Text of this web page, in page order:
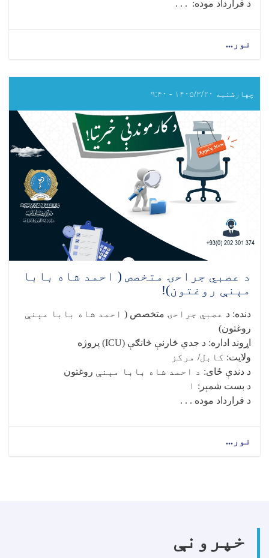
د قرارداد موده: . . .
نور...
(احمد
شاه
مېنې روغتون)
چهارشنبه ۱۴۰۵/۳/۲۰ - ۹:۴۰
د عصبي جراحۍ متخصص ( احمد شاه بابا
مېنې روغتون)!
دنده: د عصبي جراحۍ متخصص ( احمد شاه بابا مېنې
روغتون)
اړوند اداره: د جدي څارنې څانګې (ICU) پروژه
ولایت: کابل/ مرکز
د دندې ځای: د احمد شاه بابا مېنې روغتون
د بست شمېر : ۱
د قرارداد موده . . .
نور...
مېنې
خپرونې